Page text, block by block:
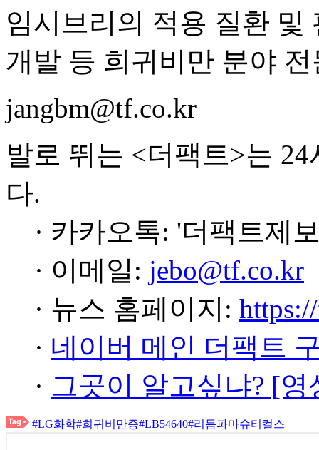
임시브리의 적용 질환 및
개발 등 희귀비만 분야
jangbm@tf.co.kr
발로 뛰는 <더팩트>는
다.
· 카카오톡: '더팩트제
· 이메일: jebo@tf.co.kr
· 뉴스 홈페이지:
· 네이버 메인 더팩트
· 그곳이 알고싶냐? [
#LG화학#희귀비만증#LB54640#리듬파마슈티컬스